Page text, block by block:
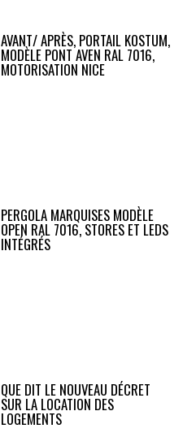
AVANT/ APRÈS, PORTAIL KOSTUM,
MODÈLE PONT AVEN RAL 7016,
MOTORISATION NICE
PERGOLA MARQUISES MODÈLE
OPEN RAL 7016, STORES ET LEDS
INTÉGRÉS
QUE DIT LE NOUVEAU DÉCRET
SUR LA LOCATION DES
LOGEMENTS